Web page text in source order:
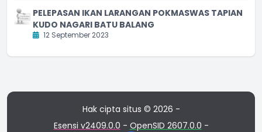
PELEPASAN IKAN LARANGAN POKMASWAS TAPIAN
KUDO NAGARI BATU BALANG
12 September 2023
Hak cipta situs © 2026 -
Esensi v2409.0.0 - OpenSID 2607.0.0 -